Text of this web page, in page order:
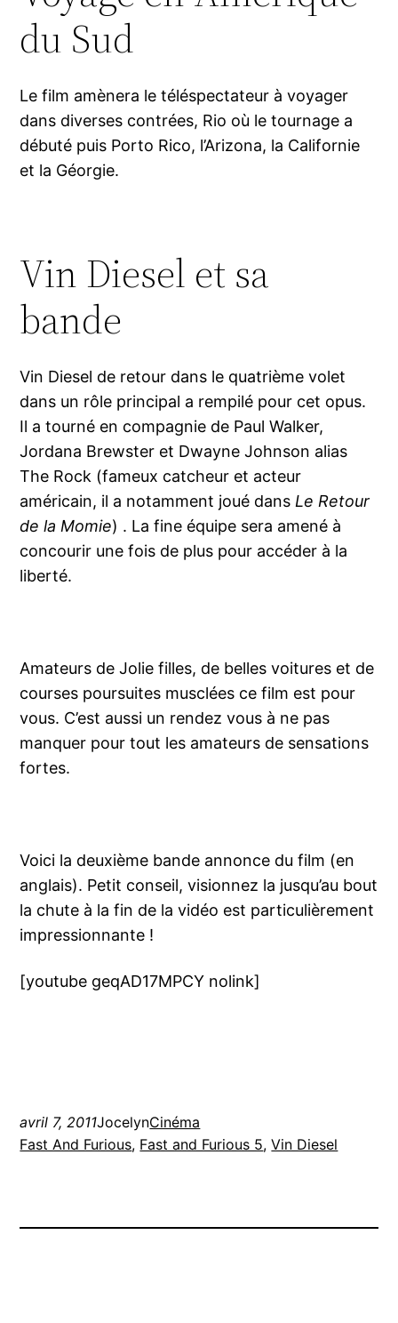
du Sud
Le film amènera le téléspectateur à voyager
dans diverses contrées, Rio où le tournage a
débuté puis Porto Rico, l’Arizona, la Californie
et la Géorgie.
Vin Diesel et sa
bande
Vin Diesel de retour dans le quatrième volet
dans un rôle principal a rempilé pour cet opus.
Il a tourné en compagnie de Paul Walker,
Jordana Brewster et Dwayne Johnson alias
The Rock (fameux catcheur et acteur
américain, il a notamment joué dansLe Retour
de la Momie) . La fine équipe sera amené à
concourir une fois de plus pour accéder à la
liberté.
Amateurs de Jolie filles, de belles voitures et de
courses poursuites musclées ce film est pour
vous. C’est aussi un rendez vous à ne pas
manquer pour tout les amateurs de sensations
fortes.
Voici la deuxième bande annonce du film (en
anglais). Petit conseil, visionnez la jusqu’au bout
la chute à la fin de la vidéo est particulièrement
impressionnante !
[youtube geqAD17MPCY nolink]
avril 7, 2011JocelynCinéma
Fast And Furious, Fast and Furious 5, Vin Diesel